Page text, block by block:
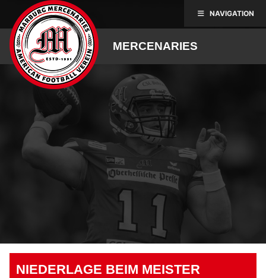
content
MERCENARIES
NIEDERLAGE BEIM MEISTER
NAVIGATION